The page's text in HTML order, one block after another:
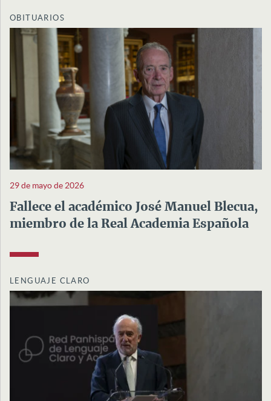
OBITUARIOS
29 de mayo de 2026
Fallece el académico José Manuel Blecua,
miembro de la Real Academia Española
LENGUAJE CLARO